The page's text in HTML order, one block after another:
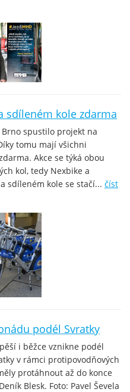
sdíleném kole zdarma
spustilo projekt na
tomu mají všichni
Akce se týká obou
kol, tedy Nexbike a
sdíleném kole se stačí... číst
podél Svratky
i běžce vznikne podél
v rámci protipovodňových
protáhnout až do konce
Blesk. Foto: Pavel Ševela